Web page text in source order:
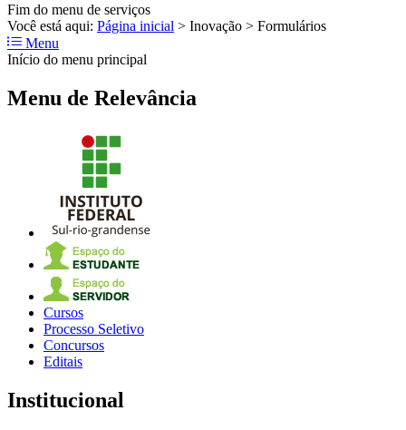
Fim do menu de serviços
Você está aqui: Página inicial > Inovação > Formulários
Menu
Início do menu principal
Menu de Relevância
Cursos
Processo Seletivo
Concursos
Editais
Institucional